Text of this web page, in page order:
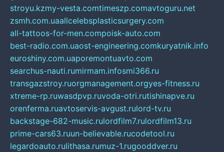
stroyu.kzmy-vesta.comtimeszp.comavtoguru.net
zsmh.com.uaallcelebsplasticsurgery.com
all-tattoos-for-men.compoisk-auto.com
best-radio.com.uaost-engineering.comkuryatnik.info
euroshiny.com.uaporemontuavto.com
searchus-nauti.rumirmam.infosmi366.ru
transgazstroy.ruorgmanagement.orgyes-fitness.ru
xtreme-rp.ruwasdpvp.ruvoda-otri.rutishinapve.ru
orenferma.ruavtoservis-avgust.rulord-tv.ru
backstage-682-music.rulordfilm7.rulordfilm13.ru
prime-cars63.ruun-believable.rucodetool.ru
legardoauto.rulithasa.rumuz-1.rugooddver.ru